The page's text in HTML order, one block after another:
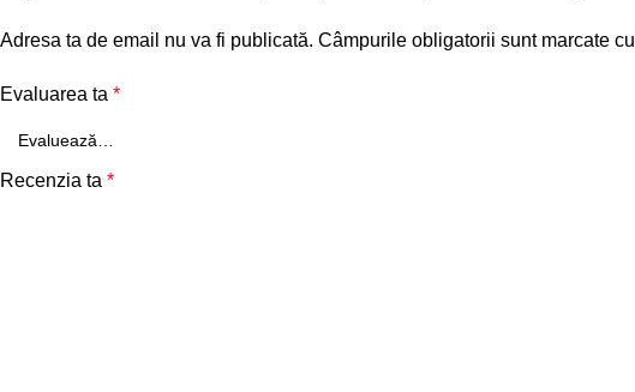
Adresa ta de email nu va fi publicată. Câmpurile obligatorii sunt marcate cu
Evaluarea ta *
Recenzia ta *